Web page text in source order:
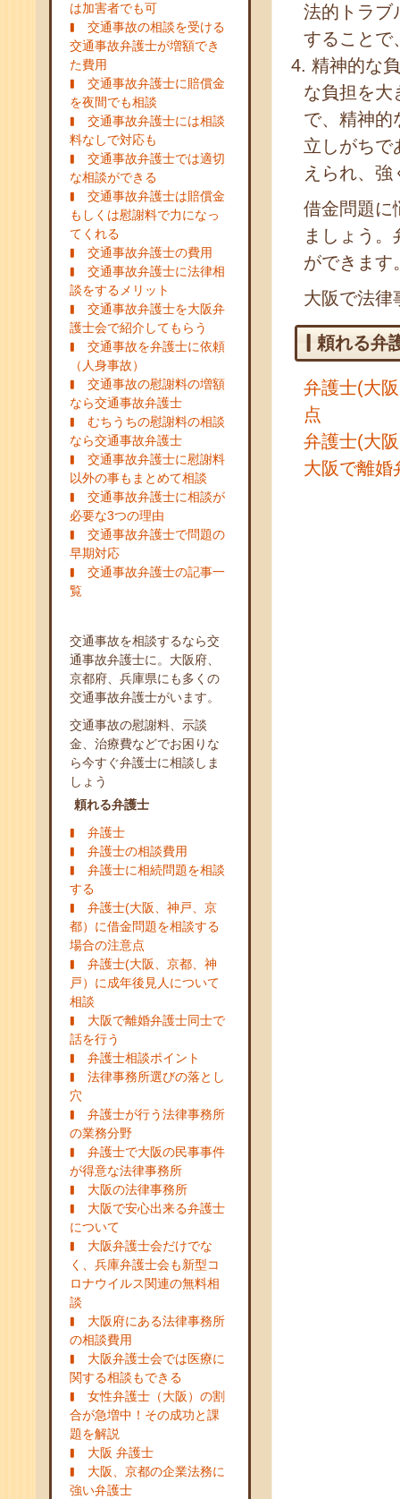
は加害者でも可
交通事故の相談を受ける
交通事故弁護士が増額でき
た費用
交通事故弁護士に賠償金
を夜間でも相談
交通事故弁護士には相談
料なしで対応も
交通事故弁護士では適切
な相談ができる
交通事故弁護士は賠償金
もしくは慰謝料で力になっ
てくれる
交通事故弁護士の費用
交通事故弁護士に法律相
談をするメリット
交通事故弁護士を大阪弁
護士会で紹介してもらう
交通事故を弁護士に依頼
（人身事故）
交通事故の慰謝料の増額
なら交通事故弁護士
むちうちの慰謝料の相談
なら交通事故弁護士
交通事故弁護士に慰謝料
以外の事もまとめて相談
交通事故弁護士に相談が
必要な3つの理由
交通事故弁護士で問題の
早期対応
交通事故弁護士の記事一
覧
交通事故を相談するなら交
通事故弁護士に。大阪府、
京都府、兵庫県にも多くの
交通事故弁護士がいます。
交通事故の慰謝料、示談
金、治療費などでお困りな
ら今すぐ弁護士に相談しま
しょう
頼れる弁護士
弁護士
弁護士の相談費用
弁護士に相続問題を相談
する
弁護士(大阪、神戸、京
都）に借金問題を相談する
場合の注意点
弁護士(大阪、京都、神
戸）に成年後見人について
相談
大阪で離婚弁護士同士で
話を行う
弁護士相談ポイント
法律事務所選びの落とし
穴
弁護士が行う法律事務所
の業務分野
弁護士で大阪の民事事件
が得意な法律事務所
大阪の法律事務所
大阪で安心出来る弁護士
について
大阪弁護士会だけでな
く、兵庫弁護士会も新型コ
ロナウイルス関連の無料相
談
大阪府にある法律事務所
の相談費用
大阪弁護士会では医療に
関する相談もできる
女性弁護士（大阪）の割
合が急増中！その成功と課
題を解説
大阪 弁護士
大阪、京都の企業法務に
強い弁護士
法的トラブ
することで
精神的な
な負担を大
で、精神的
立しがちで
えられ、強
借金問題に
ましょう
ができます
大阪で法律
頼れる弁
弁護士(大
点
弁護士(大
大阪で離婚